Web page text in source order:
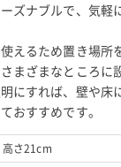
ズナブルで、気軽
えるため置き場所
まざまなところに
にすれば、壁や床
おすすめです。
さ21cm